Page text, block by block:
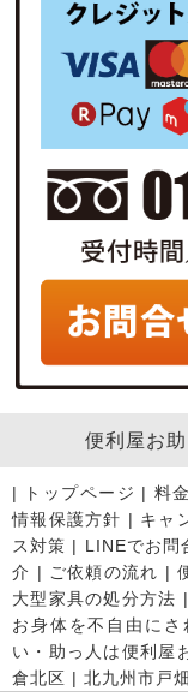
便利屋お
| トップページ | 料
情報保護方針 | キャ
ス対策 | LINEでお問
介 | ご依頼の流れ |
大型家具の処分方法
お身体を不自由に
い・助っ人は便利屋
倉北区 | 北九州市戸